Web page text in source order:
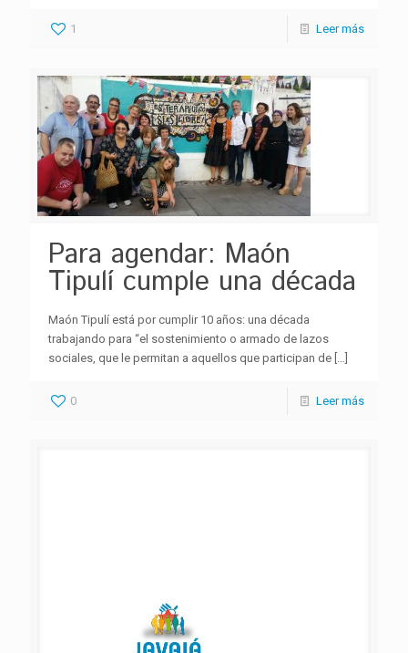
1 Leer más
Para agendar: Maón
Tipulí cumple una década
Maón Tipulí está por cumplir 10 años: una década
trabajando para “el sostenimiento o armado de lazos
sociales, que le permitan a aquellos que participan de […]
0 Leer más